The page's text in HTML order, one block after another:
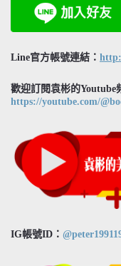
Line官方帳號連結：
歡迎訂閱袁彬的Youtube
https://youtube.com/
IG帳號ID：